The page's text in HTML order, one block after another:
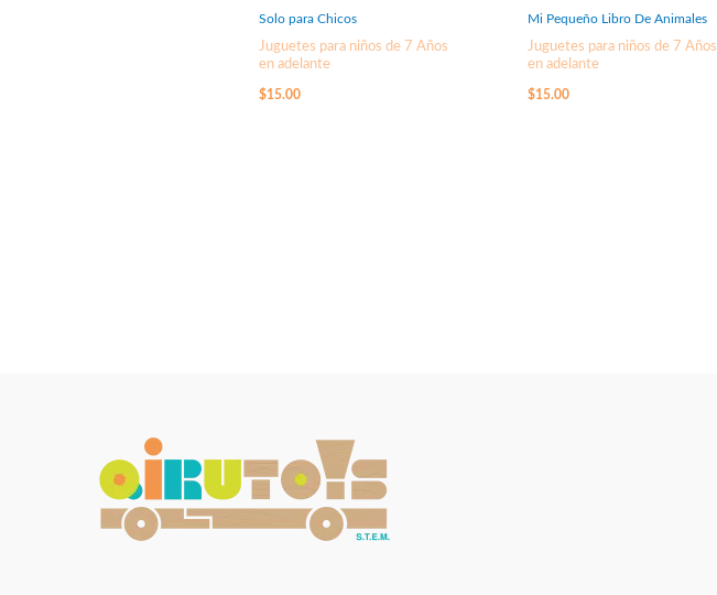
Solo para Chicos
Juguetes para niños de 7 Años
en adelante
$15.00
Mi Pequeño Libro De Animales
Juguetes para niños de 7 Años
en adelante
$15.00